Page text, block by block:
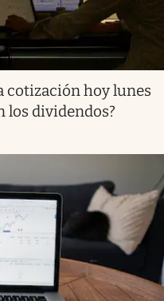
cotización hoy lunes
los dividendos?